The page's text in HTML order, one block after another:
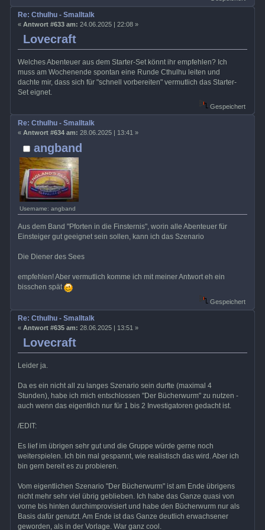
Lovecraft
Re: Cthulhu - Smalltalk
« Antwort #633 am: 24.06.2025 | 22:08 »
Welches Abenteuer aus dem Starter-Set könnt ihr empfehlen? Ich
muss am Wochenende spontan eine Runde Cthulhu leiten und
dachte mir, dass sich für "schnell vorbereiten" vermutlich das Starter-
Set eignet.
Gespeichert
angband
Username: angband
Re: Cthulhu - Smalltalk
« Antwort #634 am: 28.06.2025 | 13:41 »
Aus dem Band "Pforten in die Finsternis", worin alle Abenteuer für
Einsteiger gut geeignet sein sollen, kann ich das Szenario
Die Diener des Sees
empfehlen! Aber vermutlich komme ich mit meiner Antwort eh ein
bisschen spät
Gespeichert
Lovecraft
Re: Cthulhu - Smalltalk
« Antwort #635 am: 28.06.2025 | 13:51 »
Leider ja.
Da es ein nicht all zu langes Szenario sein durfte (maximal 4
Stunden), habe ich mich entschlossen "Der Bücherwurm" zu nutzen -
auch wenn das eigentlich nur für 1 bis 2 Investigatoren gedacht ist.
/EDIT:
Es lief im übrigen sehr gut und die Gruppe würde gerne noch
weiterspielen. Ich bin mal gespannt, wie realistisch das wird. Aber ich
bin gern bereit es zu probieren.
Vom eigentlichen Szenario "Der Bücherwurm" ist am Ende übrigens
nicht mehr sehr viel übrig geblieben. Ich habe das Ganze quasi von
vorne bis hinten durchimprovisiert und habe den Bücherwurm nur als
Basis dafür genutzt. Am Ende ist das Ganze deutlich erwachsener
geworden, als in der Vorlage. War ganz cool.